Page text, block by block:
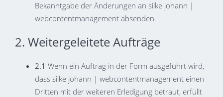
Bekanntgabe der Änderungen an silke johann |
webcontentmanagement absenden.
2. Weitergeleitete Aufträge
2.1 Wenn ein Auftrag in der Form ausgeführt wird,
dass silke johann | webcontentmanagement einen
Dritten mit der weiteren Erledigung betraut, erfüllt